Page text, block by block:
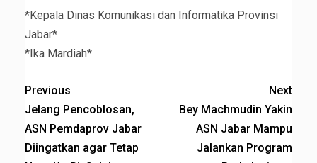
*Kepala Dinas Komunikasi dan Informatika Provinsi
Jabar*
*Ika Mardiah*
Previous
Jelang Pencoblosan,
ASN Pemdaprov Jabar
Diingatkan agar Tetap
Next
Bey Machmudin Yakin
ASN Jabar Mampu
Jalankan Program